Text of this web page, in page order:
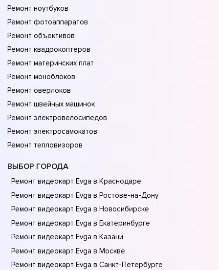
Ремонт ноутбуков
Ремонт фотоаппаратов
Ремонт объективов
Ремонт квадрокоптеров
Ремонт материнских плат
Ремонт моноблоков
Ремонт оверлоков
Ремонт швейных машинок
Ремонт электровелосипедов
Ремонт электросамокатов
Ремонт тепловизоров
ВЫБОР ГОРОДА
Ремонт видеокарт Evga в Краснодаре
Ремонт видеокарт Evga в Ростове-на-Донy
Ремонт видеокарт Evga в Новосибирске
Ремонт видеокарт Evga в Екатеринбурге
Ремонт видеокарт Evga в Казани
Ремонт видеокарт Evga в Москве
Ремонт видеокарт Evga в Санкт-Петербурге